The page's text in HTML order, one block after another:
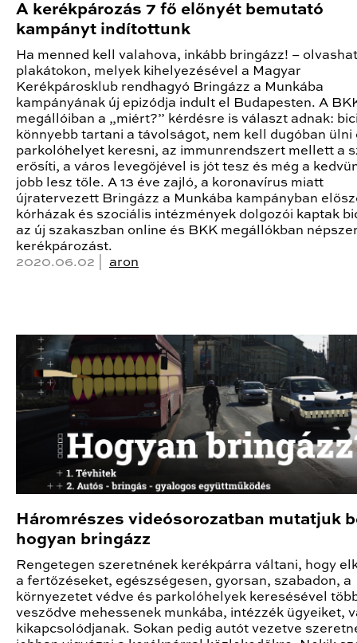
A kerékpározás 7 fő előnyét bemutató
kampányt indítottunk
Ha menned kell valahova, inkább bringázz! –
plakátokon, melyek kihelyezésével a Magyar
Kerékpárosklub rendhagyó Bringázz a Munkába
kampányának új epizódja indult el Budapesten. A
megállóiban a „miért?” kérdésre is választ adnak:
könnyebb tartani a távolságot, nem kell dugóban ülni
parkolóhelyet keresni, az immunrendszert mellett a
erősíti, a város levegőjével is jót tesz és még a
jobb lesz tőle. A 13 éve zajló, a koronavírus miatt
újratervezett Bringázz a Munkába kampányban
kórházak és szociális intézmények dolgozói kaptak
az új szakaszban online és BKK megállókban
kerékpározást.
2020.06.02 | aron
Háromrészes videósorozatban mutatjuk
hogyan bringázz
Rengetegen szeretnének kerékpárra váltani, hogy
a fertőzéseket, egészségesen, gyorsan, szabadon, a
környezetet védve és parkolóhelyek keresésével
vesződve mehessenek munkába, intézzék ügyeiket,
kikapcsolódjanak. Sokan pedig autót vezetve